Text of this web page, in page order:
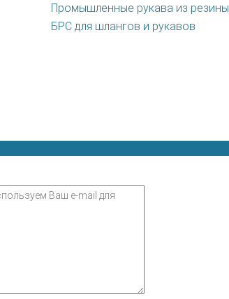
Промышленные рукава из резины
БРС для шлангов и рукавов